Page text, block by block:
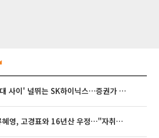
'불안과 기대 사이' 널뛰는 SK하이닉스…증권가 "HBM4·LTA 기반 펀터멘털 견고"
'나혼산' 류혜영, 고경표와 16년산 우정…"자취방서 부모님과 마주쳐"